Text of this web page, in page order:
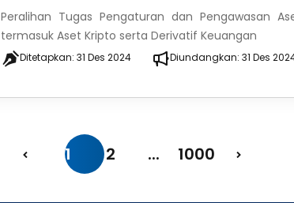
Peralihan Tugas Pengaturan dan Pengawasan
termasuk Aset Kripto serta Derivatif Keuangan
Ditetapkan:31 Des 2024 Diundangkan:31 Des
1 2 ... 1000